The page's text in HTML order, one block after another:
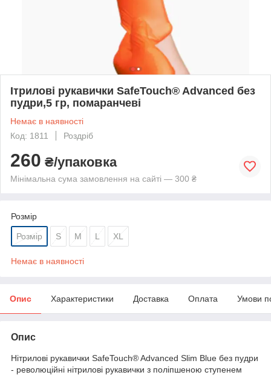
Ітрилові рукавички SafeTouch® Advanced без
пудри,5 гр, помаранчеві
Немає в наявності
Код: 1811
Роздріб
260 ₴/упаковка
Мінімальна сума замовлення на сайті — 300 ₴
Розмір
Розмір S M L XL
Немає в наявності
Опис Характеристики Доставка Оплата Умови
Опис
Нітрилові рукавички SafeTouch® Advanced Slim Blue без пудри
- революційні нітрилові рукавички з поліпшеною ступенем